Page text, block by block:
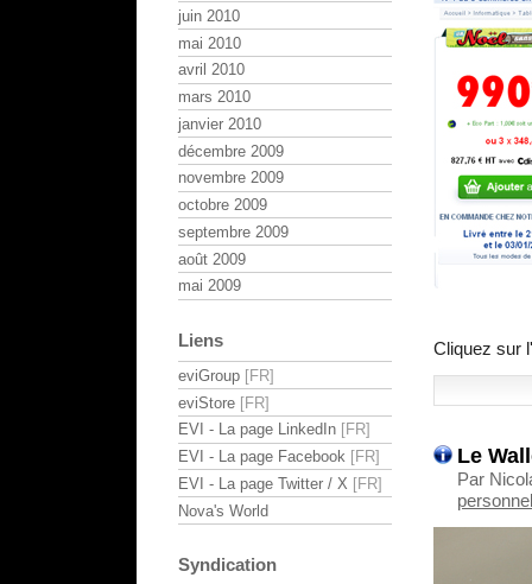
Cliquez sur
Le
Par
juin 2010
mai 2010
avril 2010
mars 2010
janvier 2010
décembre 2009
novembre 2009
octobre 2009
septembre 2009
août 2009
mai 2009
Liens
eviGroup
eviStore
EVI - La page LinkedIn
EVI - La page Facebook
EVI - La page Twitter / X
Nova's World
Syndication